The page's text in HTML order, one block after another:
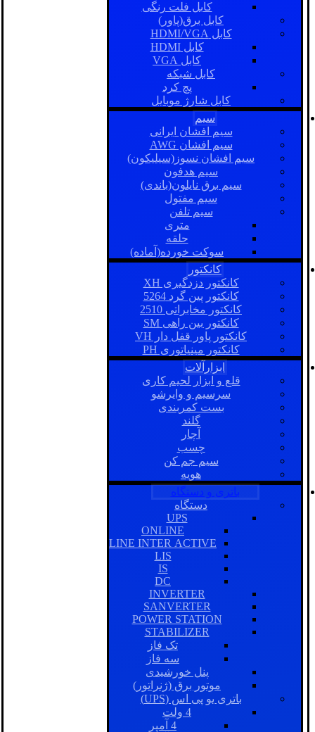
کابل فلت رنگی
کابل برق(پاور)
کابل HDMI/VGA
کابل HDMI
کابل VGA
کابل شبکه
پچ کرد
کابل شارژ موبایل
سیم
سیم افشان ایرانی
سیم افشان AWG
سیم افشان نسوز(سیلیکون)
سیم هدفون
سیم برق نایلون(باندی)
سیم مفتول
سیم تلفن
متری
حلقه
سوکت خورده(آماده)
کانکتور
کانکتور دزدگیری XH
کانکتور پین گرد 5264
کانکتور مخابراتی 2510
کانکتور بین راهی SM
کانکتور پاور قفل دار VH
کانکتور مینیاتوری PH
ابزارآلات
قلع و ابزار لحیم کاری
سرسیم و وایرشو
بست کمربندی
گلند
آچار
چسب
سیم جم کن
هویه
باتری و دستگاه
دستگاه
UPS
ONLINE
LINE INTER ACTIVE
LIS
IS
DC
INVERTER
SANVERTER
POWER STATION
STABILIZER
تک فاز
سه فاز
پنل خورشیدی
موتور برق (ژنراتور)
باتری یو پی اس (UPS)
4 ولت
4 آمپر